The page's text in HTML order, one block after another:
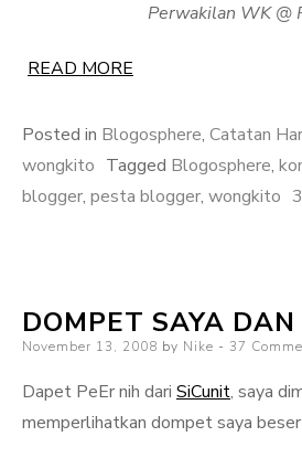
Perwakilan WK @
READ MORE
Posted in Blogosphere, Catatan
wongkito Tagged Blogosphere,
blogger, pesta blogger, wongkito
DOMPET SAYA
Posted
November 13, 2008 by Nike 37
Dapet PeEr nih dari SiCunit, saya
memperlihatkan dompet saya